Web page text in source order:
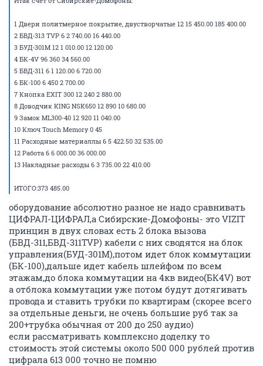
1 Двери политмерное покрытие, двустворчатые 12 15 450.00 185 400.00
2 БВД-313 TVP 6 2 740.00 16 440.00
3 БУД-301М 12 1 010.00 12 120.00
4 БК-4V 96 360 34 560.00
5 БВД-311 6 1 120.00 6 720.00
6 БК-100 6 450 2 700.00
7 Кнопка EXIT 300 12 240 2 880.00
8 Доводчик KING NSK650 12 890 10 680.00
9 Замок ML300-40 12 920 11 040.00
10 Ключ Touch Memory 0 45
11 Расходные материаллы 6 5 422.50 32 535.00
12 Работа 6 6 000.00 36 000.00
13 Накладные расходы 6 3 735.00 22 410.00
ИТОГО:373 485.00
оборудование абсолютно разное не надо сравнивать
ЦИФРАЛ-ЦИФРАЛ,а Сибирские-Домофоны- это VIZIT
принцин в двух словах есть 2 блока вызова
(БВД-311,БВД-311TVP) кабели с них сводятся на блок
управления(БУД-301M),потом идет блок коммутации
(БК-100),дальше идет кабель шлейфом по всем
этажам,до блока коммутации на 4кв видео(БК4V) вот
а отблока коммутации уже потом будут дотягивать
провода и ставить трубки по квартирам (скорее всего
за отдельные деньги, не очень большие руб так за
200+трубка обычная от 200 до 250 аудио)
если рассматривать комплексно доделку то
стоимость этой системы около 500 000 рублей против
цифрала 613 000 точно не помню